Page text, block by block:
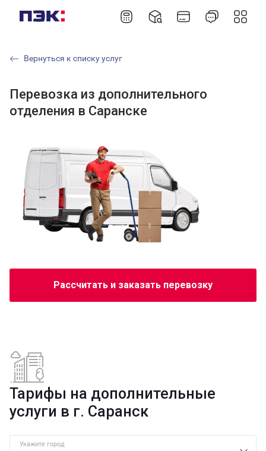
Перевозка из дополнительного
отделения в Саранске
Рассчитать и заказать перевозку
Вернуться к списку услуг
Тарифы на дополнительные
услуги в г. Саранск
Укажите город